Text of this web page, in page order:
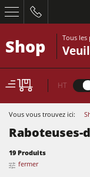
Shop Tous
HT
Vous vous trouvez ici:
Raboteuses-
19 Produits
fermer